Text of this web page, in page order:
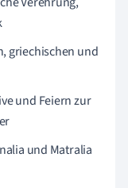
griechischen und
und Feiern zur
und Matralia